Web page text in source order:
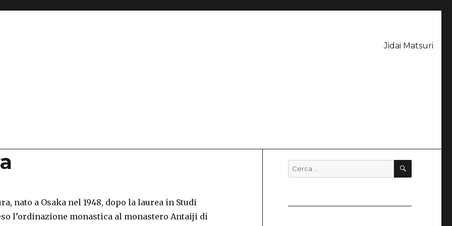
Jidai Matsuri
nato a Osaka nel 1948, dopo la laurea in Studi
l’ordinazione monastica al monastero Antaiji di
Cerca: CERCA